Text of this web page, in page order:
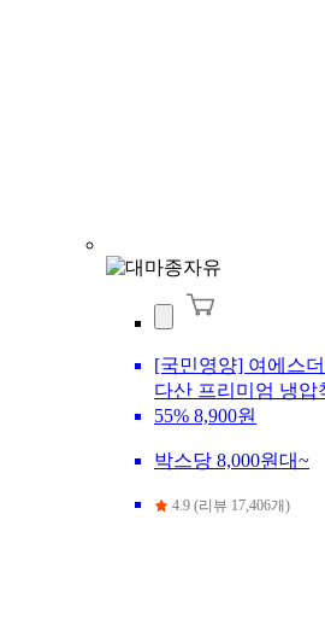
[국민영양] 여에스
다산 프리미엄 냉압
55% 8,900원
박스당 8,000원대~
4.9 (리뷰 17,406개)